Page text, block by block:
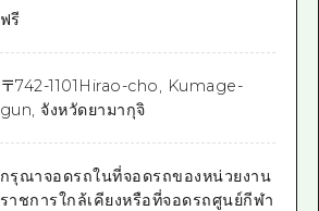
ฟรี
〒742-1101 Hirao-cho, Kumage-
gun, จังหวัดยามากุจิ
กรุณาจอดรถในที่จอดรถของหน่วยงาน
ราชการใกล้เคียงหรือที่จอดรถศูนย์กีฬา